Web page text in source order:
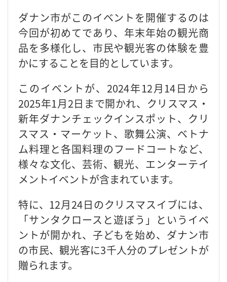
ダナン市がこのイベントを開催するのは
今回が初めてであり、年末年始の観光商
品を多様化し、市民や観光客の体験を豊
かにすることを目的としています。
このイベントが、2024年12月14日から
2025年1月2日まで開かれ、クリスマス・
新年ダナンチェックインスポット、クリ
スマス・マーケット、歌舞公演、ベトナ
ム料理と各国料理のフードコートなど、
様々な文化、芸術、観光、エンターテイ
メントイベントが含まれています。
特に、12月24日のクリスマスイブには、
「サンタクロースと遊ぼう」というイベ
ントが開かれ、子どもを始め、ダナン市
の市民、観光客に3千人分のプレゼントが
贈られます。